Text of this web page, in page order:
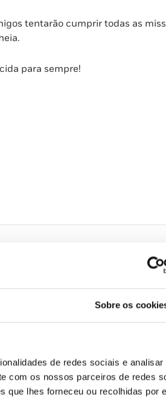
Sobre os
de redes sociais e analisar
com os nossos parceiros de redes
que lhes forneceu ou recolhidas por
tentarão cumprir todas as
para sempre!